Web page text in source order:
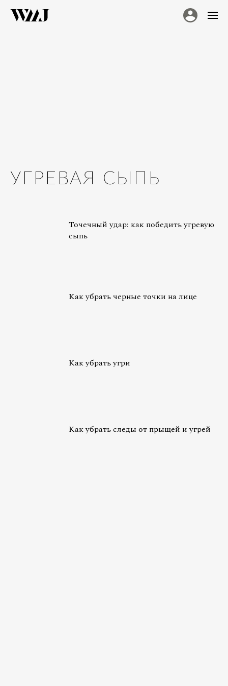
УГРЕВАЯ СЫПЬ
Точечный удар: как победить угревую
сыпь
Как убрать черные точки на лице
Как убрать угри
Как убрать следы от прыщей и угрей